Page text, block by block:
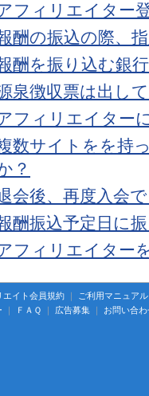
フィリエイター
酬の振込の際、
酬を振り込む銀
泉徴収票は出し
フィリエイター
数サイトをを持
？
会後、再度入会
酬振込予定日に
フィリエイター
エイト会員規約 ｜ ご利用マニュアル
｜ ＦＡＱ ｜ 広告募集 ｜ お問い合わ